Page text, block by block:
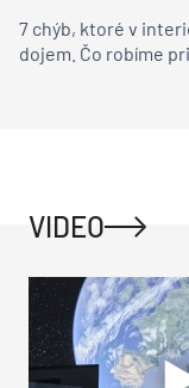
7 chýb, ktoré v
dojem. Čo robíme
VIDEO